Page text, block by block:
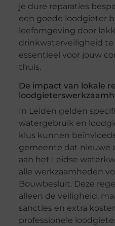
je dure reparaties
een goede loodgieter
leefomgeving door
drinkwaterveiligheid te
essentieel voor jouw
thuis.
De impact van lokale
In Leiden gelden
watergebruik en
klus kunnen
gemeente dat nieuwe
aan het Leidse
alle werkzaamheden
Bouwbesluit. Deze
alleen de veiligheid,
sancties en extra
professionele